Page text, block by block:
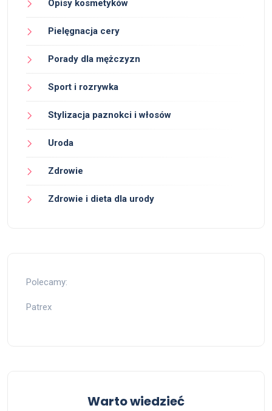
Opisy kosmetyków
Pielęgnacja cery
Porady dla mężczyzn
Sport i rozrywka
Stylizacja paznokci i włosów
Uroda
Zdrowie
Zdrowie i dieta dla urody
Polecamy:
Patrex
Warto wiedzieć